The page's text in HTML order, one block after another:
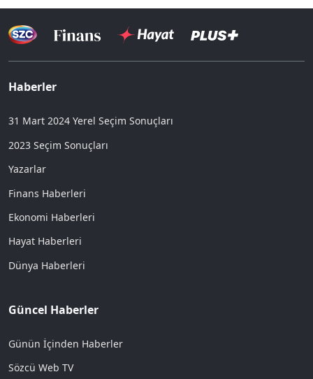
Haberler
31 Mart 2024 Yerel Seçim Sonuçları
2023 Seçim Sonuçları
Yazarlar
Finans Haberleri
Ekonomi Haberleri
Hayat Haberleri
Dünya Haberleri
Güncel Haberler
Günün İçinden Haberler
Sözcü Web TV